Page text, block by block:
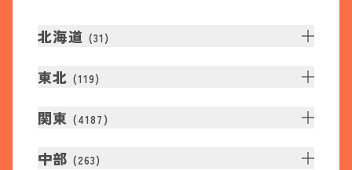
北海道 (31 )
東北 (119)
関東 (4187 )
中部 (263)